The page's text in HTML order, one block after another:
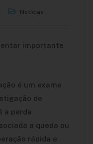
Notícias
importante
é um exame
de
a perda
a queda ou
rápida e